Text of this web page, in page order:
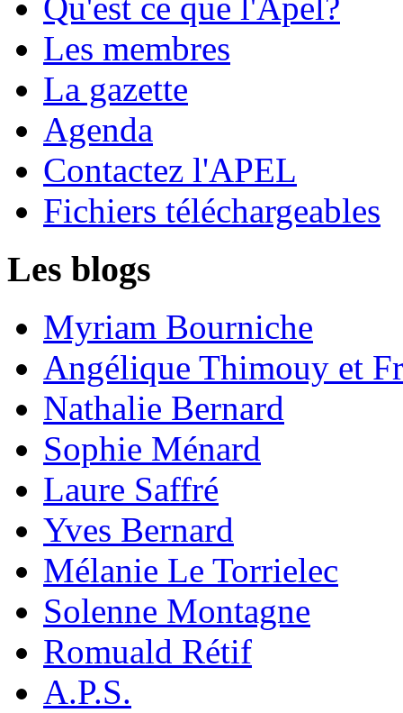
Les membres
La gazette
Agenda
Contactez l'APEL
Fichiers téléchargeables
Les blogs
Myriam Bourniche
Angélique Thimouy et
Nathalie Bernard
Sophie Ménard
Laure Saffré
Yves Bernard
Mélanie Le Torrielec
Solenne Montagne
Romuald Rétif
A.P.S.